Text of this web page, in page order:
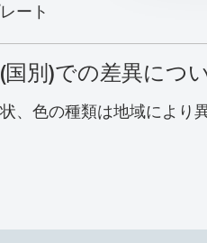
ート
国別)での差異につ
、色の種類は地域により